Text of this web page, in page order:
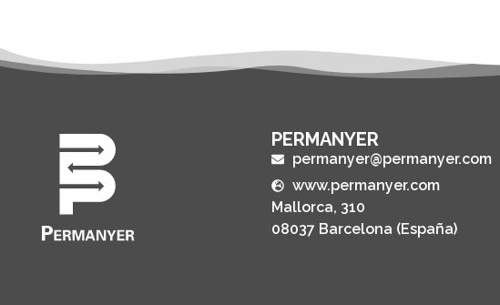
PERMANYER
permanyer@permanyer.com
www.permanyer.com
Mallorca, 310
08037 Barcelona (España)